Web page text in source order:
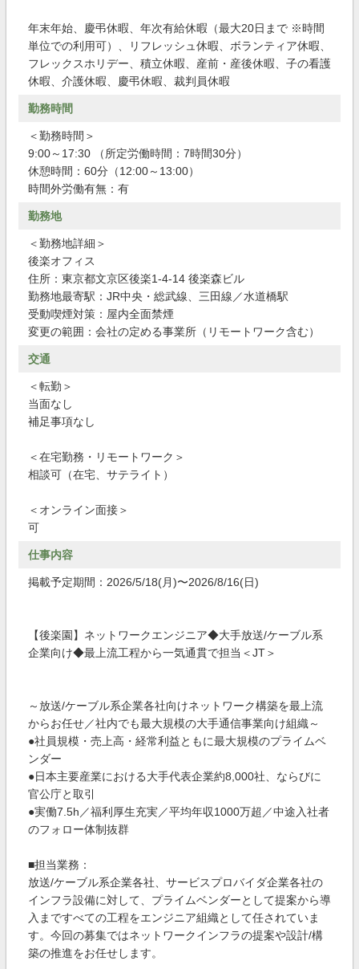
年末年始、慶弔休暇、年次有給休暇（最大20日まで ※時間
単位での利用可）、リフレッシュ休暇、ボランティア休暇、
フレックスホリデー、積立休暇、産前・産後休暇、子の看護
休暇、介護休暇、慶弔休暇、裁判員休暇
勤務時間
＜勤務時間＞
9:00～17:30 （所定労働時間：7時間30分）
休憩時間：60分（12:00～13:00）
時間外労働有無：有
勤務地
＜勤務地詳細＞
後楽オフィス
住所：東京都文京区後楽1-4-14 後楽森ビル
勤務地最寄駅：JR中央・総武線、三田線／水道橋駅
受動喫煙対策：屋内全面禁煙
変更の範囲：会社の定める事業所（リモートワーク含む）
交通
＜転勤＞
当面なし
補足事項なし
＜在宅勤務・リモートワーク＞
相談可（在宅、サテライト）
＜オンライン面接＞
可
仕事内容
掲載予定期間：2026/5/18(月)〜2026/8/16(日)
【後楽園】ネットワークエンジニア◆大手放送/ケーブル系
企業向け◆最上流工程から一気通貫で担当＜JT＞
～放送/ケーブル系企業各社向けネットワーク構築を最上流
からお任せ／社内でも最大規模の大手通信事業向け組織～
●社員規模・売上高・経常利益ともに最大規模のプライムベ
ンダー
●日本主要産業における大手代表企業約8,000社、ならびに
官公庁と取引
●実働7.5h／福利厚生充実／平均年収1000万超／中途入社者
のフォロー体制抜群
■担当業務：
放送/ケーブル系企業各社、サービスプロバイダ企業各社の
インフラ設備に対して、プライムベンダーとして提案から導
入まですべての工程をエンジニア組織として任されていま
す。今回の募集ではネットワークインフラの提案や設計/構
築の推進をお任せします。